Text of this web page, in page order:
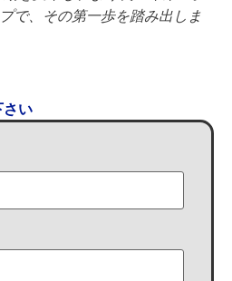
で、その第一歩を踏み出しま
さい